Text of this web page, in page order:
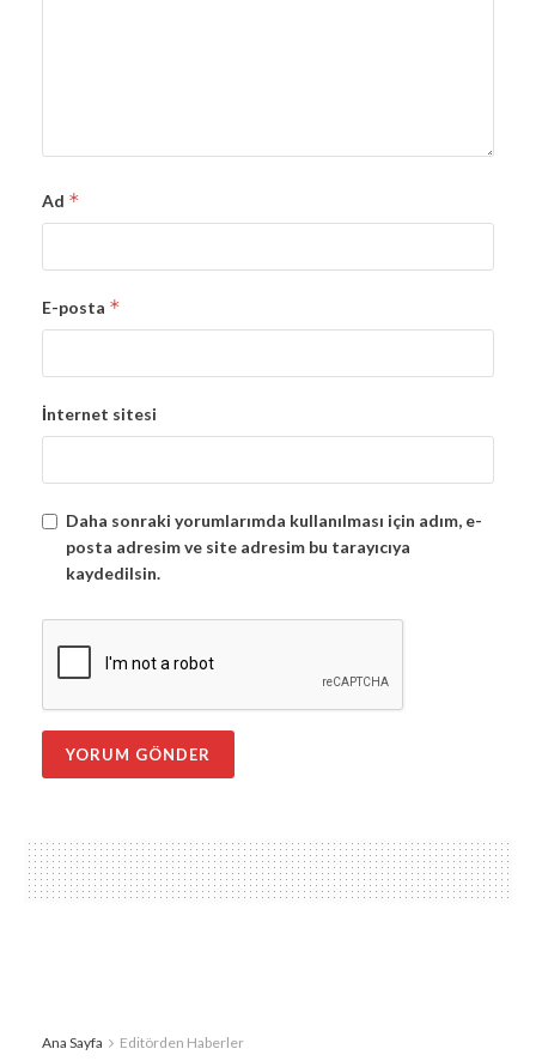
Ad *
E-posta *
İnternet sitesi
Daha sonraki yorumlarımda kullanılması için adım, e-
posta adresim ve site adresim bu tarayıcıya
kaydedilsin.
Ana Sayfa Editörden Haberler